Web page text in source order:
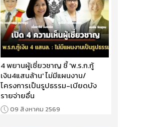
4 พยานผู้เชี่ยวชาญ ชี้ 'พ.ร.ก.กู้
เงิน4แสนล้าน' ไม่มีแผนงาน/
โครงการเป็นรูปธรรม-เบียดบัง
รายจ่ายอื่น
09 สิงหาคม 2569